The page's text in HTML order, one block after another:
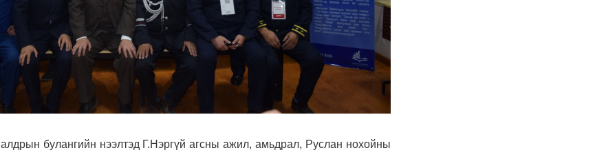
алдрын булангийн нээлтэд Г.Нэргүй агсны ажил, амьдрал, Руслан нохойны